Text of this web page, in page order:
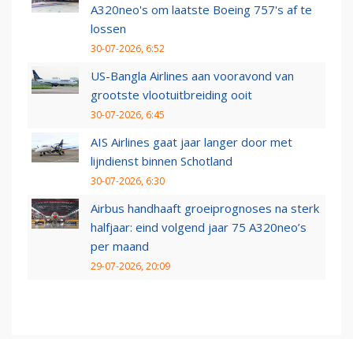
A320neo's om laatste Boeing 757's af te
lossen
30-07-2026, 6:52
US-Bangla Airlines aan vooravond van
grootste vlootuitbreiding ooit
30-07-2026, 6:45
AIS Airlines gaat jaar langer door met
lijndienst binnen Schotland
30-07-2026, 6:30
Airbus handhaaft groeiprognoses na sterk
halfjaar: eind volgend jaar 75 A320neo’s
per maand
29-07-2026, 20:09